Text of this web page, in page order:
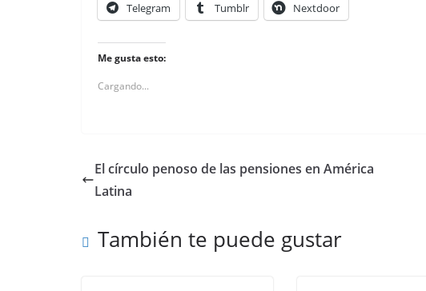
Telegram Tumblr Nextdoor
Me gusta esto:
Cargando...
El círculo penoso de las pensiones en América
Latina
También te puede gustar